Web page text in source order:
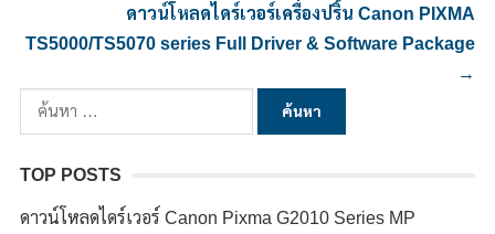
ดาวน์โหลดไดร์เวอร์เครื่องปริ้น Canon PIXMA
TS5000/TS5070 series Full Driver & Software Package
→
ค้นหา
สำหรับ:
TOP POSTS
ดาวน์โหลดไดร์เวอร์ Canon Pixma G2010 Series MP